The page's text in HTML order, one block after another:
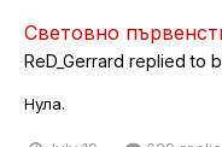
Световно
ReD_Gerrard replied to
Нула.